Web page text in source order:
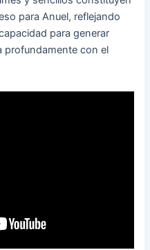
para Anuel, reflejando
para generar
profundamente con el